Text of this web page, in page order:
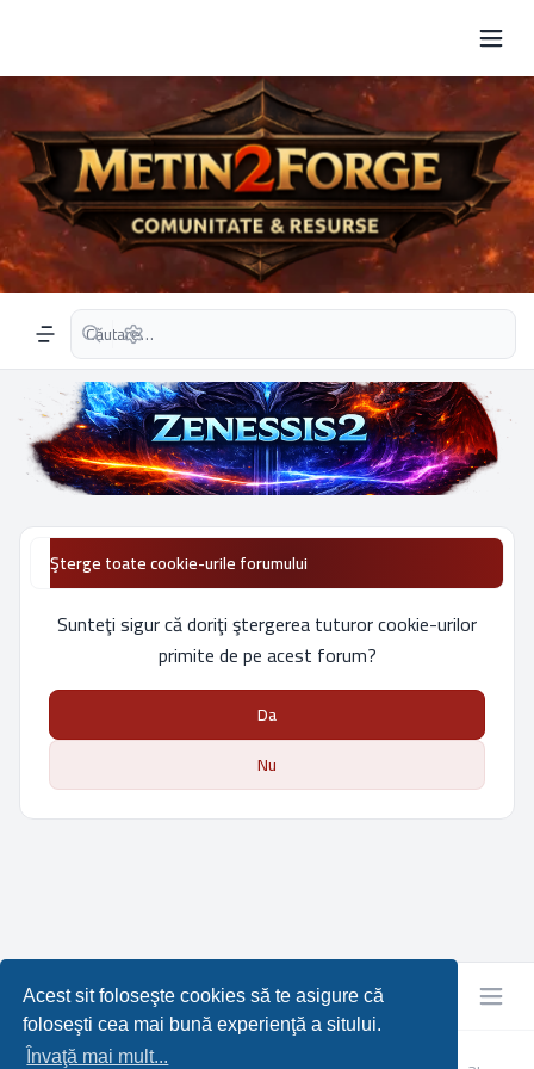
Acest sit foloseşte cookies să te asigure că
foloseşti cea mai bună experienţă a sitului.
Învaţă mai mult...
Navigation menu
Căutare avansată
Şterge toate cookie-urile forumului
Sunteţi sigur că doriţi ştergerea tuturor cookie-urilor
primite de pe acest forum?
Da
Nu